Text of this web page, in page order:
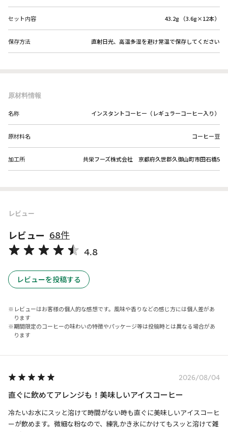
セット内容 43.2g （3.6g×12本）
保存方法 直射日光、高温多湿を避け常温で保存してください
原材料情報
名称 インスタントコーヒー（レギュラーコーヒー入り）
原材料名 コーヒー豆
加工所 共栄フーズ株式会社 京都府久世郡久御山町市田石橋5
レビュー
レビュー 68件
4.8
レビューを投稿する
レビューはお客様の個人的な感想です。風味や香りなどの感じ方には個人差があ
ります
期間限定のコーヒーの味わいの特徴やパッケージ等は投稿時とは異なる場合があ
ります
2026/08/04
直ぐに飲めてアレンジも！美味しいアイスコーヒー
冷たいお水にスッと溶けて時間がない時も直ぐに美味しいアイスコーヒ
ーが飲めます。微細な粉なので、練乳かき氷にかけてもスッと溶けて雑